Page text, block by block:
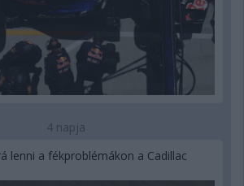
4 napja
lenni a fékproblémákon a Cadillac